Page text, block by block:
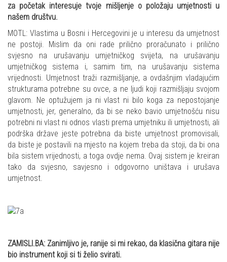
za početak interesuje tvoje mišljenje o položaju umjetnosti u
našem društvu.
MOTL: Vlastima u Bosni i Hercegovini je u interesu da umjetnost
ne postoji. Mislim da oni rade prilično proračunato i prilično
svjesno na urušavanju umjetničkog svijeta, na urušavanju
umjetničkog sistema i, samim tim, na urušavanju sistema
vrijednosti. Umjetnost traži razmišljanje, a ovdašnjim vladajućim
strukturama potrebne su ovce, a ne ljudi koji razmišljaju svojom
glavom. Ne optužujem ja ni vlast ni bilo koga za nepostojanje
umjetnosti, jer, generalno, da bi se neko bavio umjetnošću nisu
potrebni ni vlast ni odnos vlasti prema umjetniku ili umjetnosti, ali
podrška države jeste potrebna da biste umjetnost promovisali,
da biste je postavili na mjesto na kojem treba da stoji, da bi ona
bila sistem vrijednosti, a toga ovdje nema. Ovaj sistem je kreiran
tako da svjesno, savjesno i odgovorno uništava i urušava
umjetnost.
ZAMISLI.BA: Zanimljivo je, ranije si mi rekao, da klasična gitara nije
bio instrument koji si ti želio svirati.